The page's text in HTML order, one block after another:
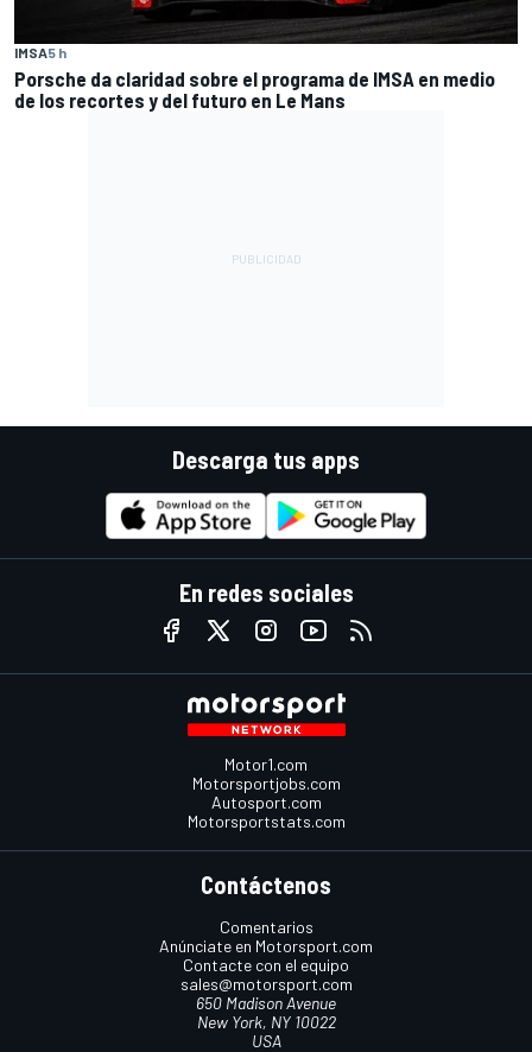
IMSA5 h
Porsche da claridad sobre el programa de IMSA en medio
de los recortes y del futuro en Le Mans
Descarga tus apps
En redes sociales
Motor1.com
Motorsportjobs.com
Autosport.com
Motorsportstats.com
Contáctenos
Comentarios
Anúnciate en Motorsport.com
Contacte con el equipo
sales@motorsport.com
650 Madison Avenue
New York, NY 10022
USA